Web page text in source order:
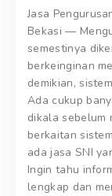
Jasa
Bekasi —
semestinya
berkeinginan
demikian,
Ada cukup
dikala sebelum
berkaitan
ada jasa SNI
Ingin tahu
lengkap dan